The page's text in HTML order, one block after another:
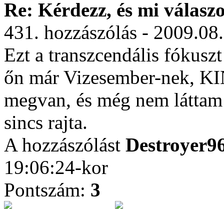
Re: Kérdezz, és mi
431. hozzászólás -
Ezt a transzcendális
őn már Vizesember-nek,
megvan, és még nem
sincs rajta.
A hozzászólást
19:06:24-kor
Pontszám: 3